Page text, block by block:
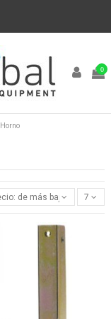
0
de más bajo a más alto
7